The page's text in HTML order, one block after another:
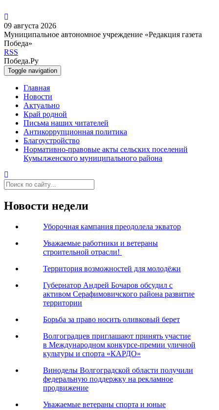
09 августа 2026
Муниципальное автономное учреждение «Редакция газета
Победа»
RSS
Победа.Ру
Toggle navigation
Главная
Новости
Актуально
Край родной
Письма наших читателей
Антикоррупционная политика
Благоустройство
Нормативно-правовые акты сельских поселений
Кумылженского муниципального района
Новости недели
Уборочная кампания преодолела экватор
Уважаемые работники и ветераны
строительной отрасли!
Территория возможностей для молодёжи
Губернатор Андрей Бочаров обсудил с
активом Серафимовичского района развитие
территории
Борьба за право носить оливковый берет
Волгоградцев приглашают принять участие
в Международном конкурсе-премии уличной
культуры и спорта «КАРДО»
Виноделы Волгоградской области получили
федеральную поддержку на рекламное
продвижение
Уважаемые ветераны спорта и юные